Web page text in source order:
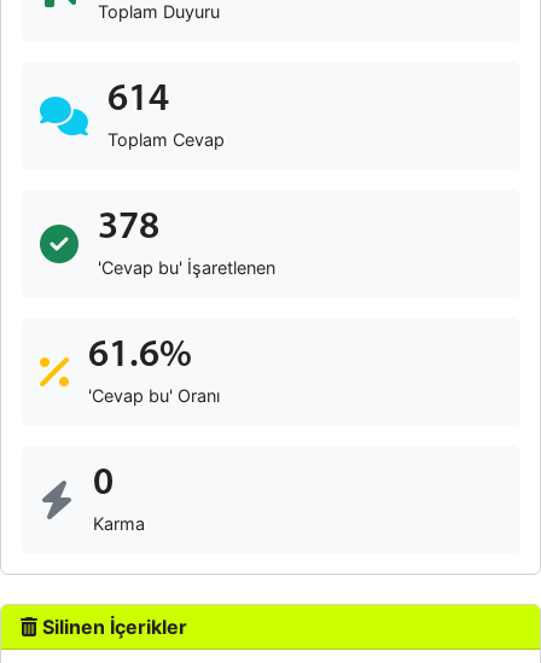
Toplam Duyuru
614
Toplam Cevap
378
'Cevap bu' İşaretlenen
61.6%
'Cevap bu' Oranı
0
Karma
Silinen İçerikler